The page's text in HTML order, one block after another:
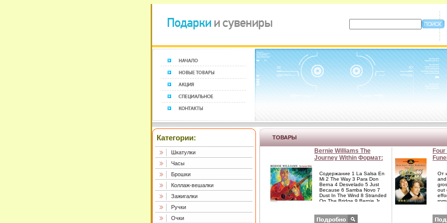
Категории:
Шкатулки
Часы
Брошки
Коллаж-вешалки
Зажигалки
Ручки
Очки
ТОВАРЫ
Bernie Williams The
Journey Within Формат:
GRP Records Inc
Лицензионные товары
Характеристики
аудионосителей 2006 г
Альбом: Импортное
Содержание 1 La Salsa En
Mi 2 The Way 3 Para Don
Berna 4 Desvelado 5 Just
Because 6 Samba Novo 7
Dust In The Wind 8 Stranded
On The Bridge 9 Bernie Jr
Because 13 The Williams
От
out